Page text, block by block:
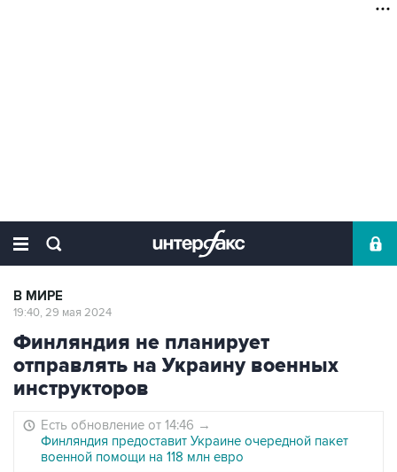
В МИРЕ
19:40, 29 мая 2024
Финляндия не планирует
отправлять на Украину военных
инструкторов
Есть обновление от 14:46 →
Финляндия предоставит Украине очередной пакет
военной помощи на 118 млн евро